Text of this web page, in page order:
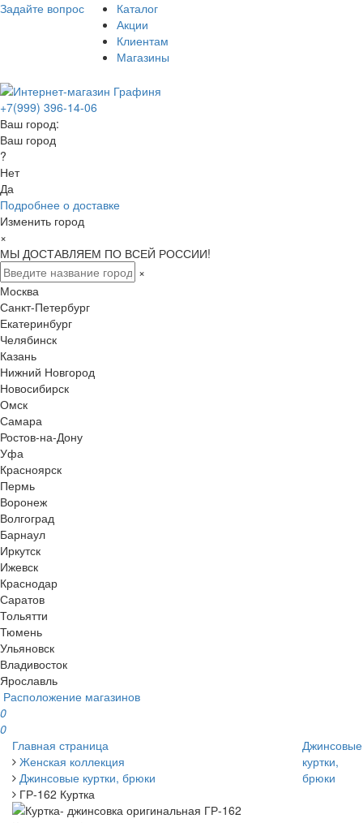
Задайте вопрос
Каталог
Акции
Клиентам
Магазины
+7(999) 396-14-06
Ваш город:
Ваш город
?
Нет
Да
Подробнее о доставке
Изменить город
×
МЫ ДОСТАВЛЯЕМ ПО ВСЕЙ РОССИИ!
×
Москва
Санкт-Петербург
Екатеринбург
Челябинск
Казань
Нижний Новгород
Новосибирск
Омск
Самара
Ростов-на-Дону
Уфа
Красноярск
Пермь
Воронеж
Волгоград
Барнаул
Иркутск
Ижевск
Краснодар
Саратов
Тольятти
Тюмень
Ульяновск
Владивосток
Ярославль
Расположение магазинов
0
0
Главная страница
Женская коллекция
Джинсовые куртки, брюки
ГР-162 Куртка
Джинсовые
куртки,
брюки